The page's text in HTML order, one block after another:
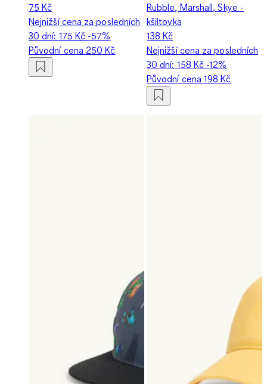
75 Kč
Nejnižší cena za posledních
30 dní: 175 Kč -57%
Původní cena 250 Kč
Rubble, Marshall, Skye -
kšiltovka
138 Kč
Nejnižší cena za posledních
30 dní: 158 Kč -12%
Původní cena198 Kč